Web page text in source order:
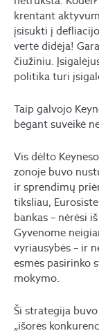
krentant
įsisukti į
vertė didėja!
čiužiniu.
politika turi
Taip galvojo
bėgant suveikė
Vis dėlto
zonoje buvo
ir sprendimų
tiksliau,
bankas – nėrėsi
Gyvenome
vyriausybės – ir
esmės pasirinko
mokymo.
Ši strategija
„išorės